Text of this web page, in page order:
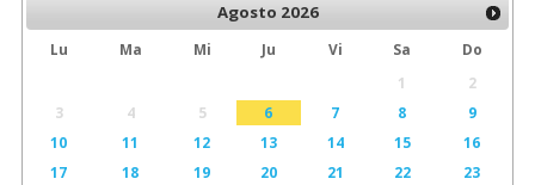
Agosto 2026
Lu Ma Mi Ju Vi Sa
Do
1
2
3
4 5 6 7 8
9
10
11 12 13 14 15
16
17
18 19 20 21 22
23